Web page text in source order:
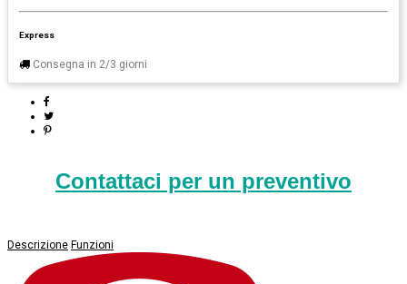
Express
Consegna in 2/3 giorni
Contattaci per un preventivo
Descrizione Funzioni